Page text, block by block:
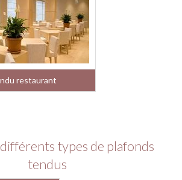
restaurant
différents types de plafonds
tendus